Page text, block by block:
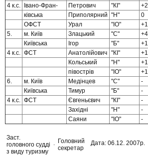
4 к.с. Івано-Фран- Петрович "КІ" +2
ківська
Приполярний "Н" 0
ОФСТ
Урал "IO" +1
5.
м. Київ Злацький "С" +4
Київська
Ігор "Б" +1
4 к.с. ФСТ Анатолійович "КІ" +1
Кольський
"Н" +1
півострів
"IO" +1
6.
м. Київ Медінцев "С" -
Київська
Тимур "Б" -
4 к.с. ФСТ Євгеньєвич "КІ" -
Західні
"Н" -
Саяни
"IO" -
Заст.
головного судді
з виду туризму
Головний
секретар
Дата: 06.12. 2007р.